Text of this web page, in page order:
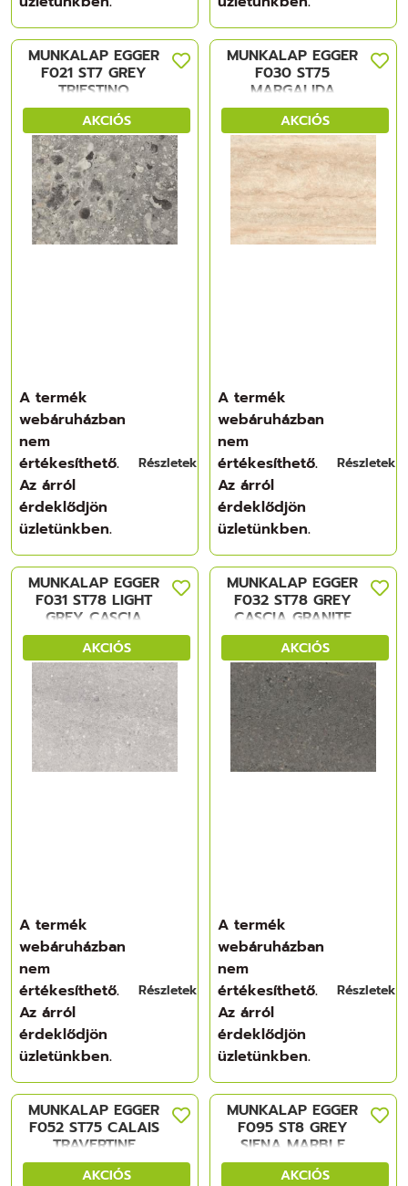
AKCIÓS
MUNKALAP EGGER
F021 ST7 GREY
TRIESTINO
TERRAZZO
4100x600x38mm
A termék
webáruházban
nem
értékesíthető.
Az árról
érdeklődjön
üzletünkben.
Részletek
AKCIÓS
MUNKALAP EGGER
F030 ST75
MARGALIDA
TRAVERTIN
4100x600x38mm
A termék
webáruházban
nem
értékesíthető.
Az árról
érdeklődjön
üzletünkben.
Részletek
AKCIÓS
MUNKALAP EGGER
F031 ST78 LIGHT
GREY CASCIA
GRANITE
4100x600x38mm
A termék
webáruházban
nem
értékesíthető.
Az árról
érdeklődjön
üzletünkben.
Részletek
AKCIÓS
MUNKALAP EGGER
F032 ST78 GREY
CASCIA GRANITE
4100x600x38mm
A termék
webáruházban
nem
értékesíthető.
Az árról
érdeklődjön
üzletünkben.
Részletek
AKCIÓS
MUNKALAP EGGER
F052 ST75 CALAIS
TRAVERTINE
4100x600x38mm
AKCIÓS
MUNKALAP EGGER
F095 ST8 GREY
SIENA MARBLE
4100x600x38mm